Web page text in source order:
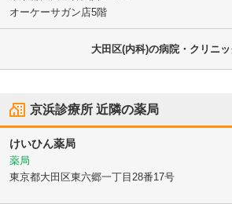
オーケーサガン店5階
大田区(内科)の病院・クリニ
京浜診療所 近隣の薬局
けいひん薬局
薬局
東京都大田区東六郷一丁目28番17号